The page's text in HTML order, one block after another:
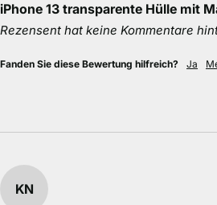
iPhone 13 transparente Hülle mit
Rezensent hat keine Kommentare
Fanden Sie diese Bewertung hilfreich? Ja
KN